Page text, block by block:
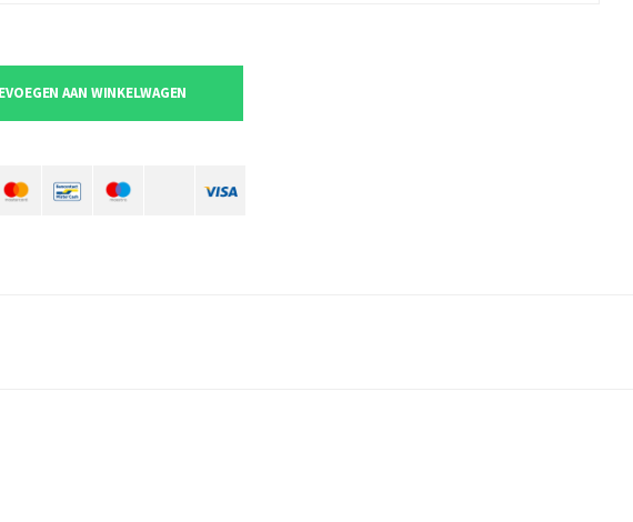
AAN WINKELWAGEN